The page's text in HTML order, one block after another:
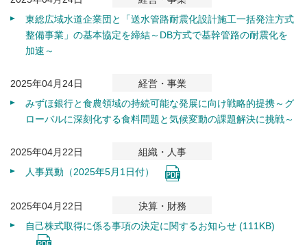
東総広域水道企業団と「送水管路耐震化設計施工一括発注方式
整備事業」の基本協定を締結～DB方式で基幹管路の耐震化を
加速～
2025年04月24日
経営・事業
みずほ銀行と食農領域の持続可能な発展に向け戦略的提携～グ
ローバルに深刻化する食料問題と気候変動の課題解決に挑戦～
2025年04月22日
組織・人事
人事異動（2025年5月1日付）
2025年04月22日
決算・財務
自己株式取得に係る事項の決定に関するお知らせ (111KB)